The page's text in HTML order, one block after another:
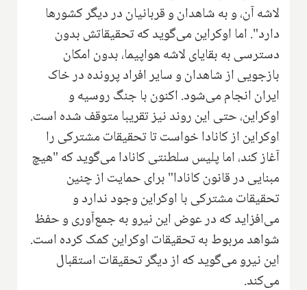
لاشه آن، و به شاهدان و قربانیان در دیگر کشورها
دارد". اما اوکراین می‌گوید که تحقیقاتش بدون
دسترسی به بقایای لاشه هواپیما، بدون امکان
بازجویی از شاهدان و سایر افراد پرونده در خاک
ایران انجام می‌شود. اکنون با جنگ روسیه و
اوکراین، حتی این روند نیز تقریبا متوقف شده است.
اوکراین از کانادا خواست تا تحقیقات مشترکی را
آغاز کند، اما پلیس سلطنتی کانادا می‌گوید که "هیچ
مبنایی در قانون کانادا" برای حمایت از چنین
تحقیقات مشترکی با اوکراین وجود ندارد و
می‌افزاید که در عوض این نیرو به جمع‌آوری و حفظ
شواهد مربوط به تحقیقات اوکراین کمک کرده است.
این نیرو می‌گوید که از دیگر تحقیقات استقبال
می‌کند.